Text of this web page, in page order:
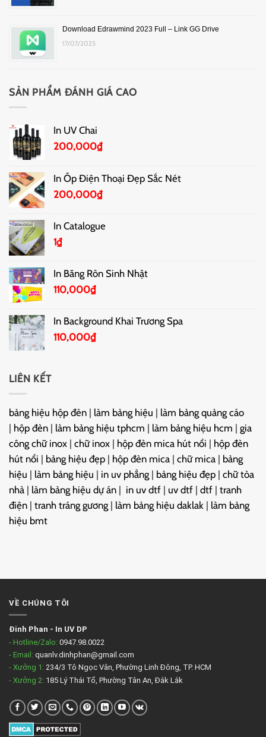
Download Edrawmind 2023 Full – Link GG Drive
17/07/2025
SẢN PHẨM ĐÁNH GIÁ CAO
In UV Chai
200,000₫
In Ốp Điện Thoại Đẹp Sắc Nét
200,000₫
In Catalogue
1₫
In Băng Rôn Sinh Nhật
110,000₫
In Background Khai Trương Spa
110,000₫
LIÊN KẾT
bảng hiệu hộp đèn | làm bảng hiệu | làm bảng quảng cáo
| hộp đèn | làm bảng hiệu tphcm | làm bảng hiệu hcm | gia
công chữ inox | chữ inox | hộp đèn mica hút nổi | hộp đèn
hút nổi | bảng hiệu đẹp | hộp đèn mica | chữ mica | bảng
hiệu | làm bảng hiệu | in uv phẳng | bảng hiệu đẹp | chữ tòa
nhà | làm bảng hiệu dự án | in uv dtf | uv dtf | dtf | tranh
điện | tranh tráng gương | làm bảng hiệu daklak | làm bảng
hiệu bmt
VỀ CHÚNG TÔI
Đinh Phan - In UV DP
- Hotline/Zalo: 0947.98.0022
- Email: quanlv.dinhphan@gmail.com
- Xưởng 1: 234/3 Tô Ngọc Vân, Phường Linh Đông, TP. HCM
- Xưởng 2: 185 Lý Thái Tổ, Phường Tân An, Đắk Lắk